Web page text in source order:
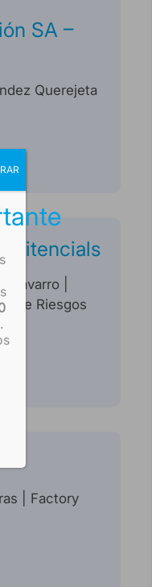
SA –
Querejeta
Navarro |
de Riesgos
| Factory
.